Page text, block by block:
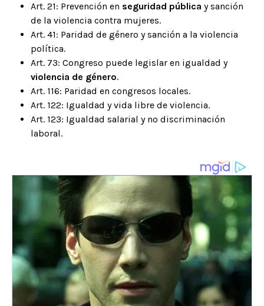
Art. 21: Prevención en seguridad pública y sanción
de la violencia contra mujeres.
Art. 41: Paridad de género y sanción a la violencia
política.
Art. 73: Congreso puede legislar en igualdad y
violencia de género.
Art. 116: Paridad en congresos locales.
Art. 122: Igualdad y vida libre de violencia.
Art. 123: Igualdad salarial y no discriminación
laboral.